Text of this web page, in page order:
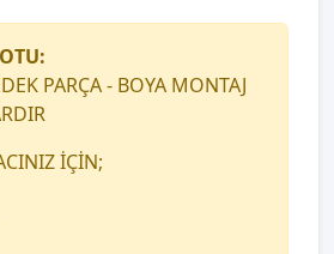
PARÇA - BOYA MONTAJ
İÇİN;